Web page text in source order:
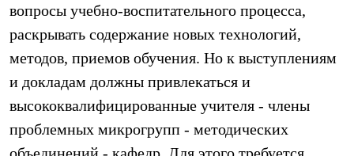
вопросы учебно-воспитательного процесса,
раскрывать содержание новых технологий,
методов, приемов обучения. Но к выступлениям
и докладам должны привлекаться и
высококвалифицированные учителя - члены
проблемных микрогрупп - методических